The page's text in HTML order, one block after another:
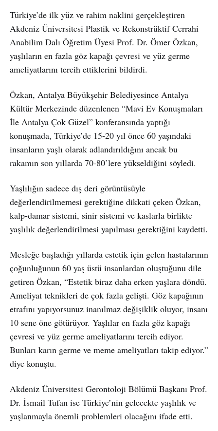
Türkiye’de ilk yüz ve rahim naklini gerçekleştiren
Akdeniz Üniversitesi Plastik ve Rekonstrüktif Cerrahi
Anabilim Dalı Öğretim Üyesi Prof. Dr. Ömer Özkan,
yaşlıların en fazla göz kapağı çevresi ve yüz germe
ameliyatlarını tercih ettiklerini bildirdi.
Özkan, Antalya Büyükşehir Belediyesince Antalya
Kültür Merkezinde düzenlenen “Mavi Ev Konuşmaları
İle Antalya Çok Güzel” konferansında yaptığı
konuşmada, Türkiye’de 15-20 yıl önce 60 yaşındaki
insanların yaşlı olarak adlandırıldığını ancak bu
rakamın son yıllarda 70-80’lere yükseldiğini söyledi.
Yaşlılığın sadece dış deri görüntüsüyle
değerlendirilmemesi gerektiğine dikkati çeken Özkan,
kalp-damar sistemi, sinir sistemi ve kaslarla birlikte
yaşlılık değerlendirilmesi yapılması gerektiğini kaydetti.
Mesleğe başladığı yıllarda estetik için gelen hastalarının
çoğunluğunun 60 yaş üstü insanlardan oluştuğunu dile
getiren Özkan, “Estetik biraz daha erken yaşlara döndü.
Ameliyat teknikleri de çok fazla gelişti. Göz kapağının
etrafını yapıyorsunuz inanılmaz değişiklik oluyor, insanı
10 sene öne götürüyor. Yaşlılar en fazla göz kapağı
çevresi ve yüz germe ameliyatlarını tercih ediyor.
Bunları karın germe ve meme ameliyatları takip ediyor.”
diye konuştu.
Akdeniz Üniversitesi Gerontoloji Bölümü Başkanı Prof.
Dr. İsmail Tufan ise Türkiye’nin gelecekte yaşlılık ve
yaşlanmayla önemli problemleri olacağını ifade etti.